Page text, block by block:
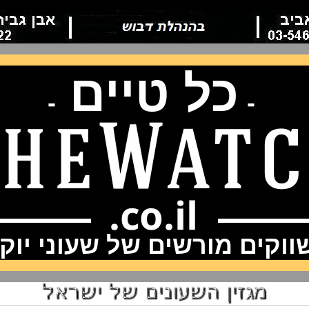
- כל טיים -
מורשים של שעוני